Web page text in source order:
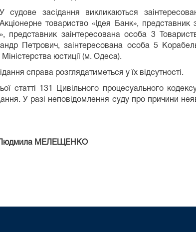
У судове засідання викликаються
Акціонерне товариство «Ідея Банк»,
представник заінтересована особа 3
Петрович, заінтересована особа 5
юстиції (м. Одеса).
справа розглядатиметься у їх відсутності.
статті 131 Цивільного процесуального
У разі неповідомлення суду про причини